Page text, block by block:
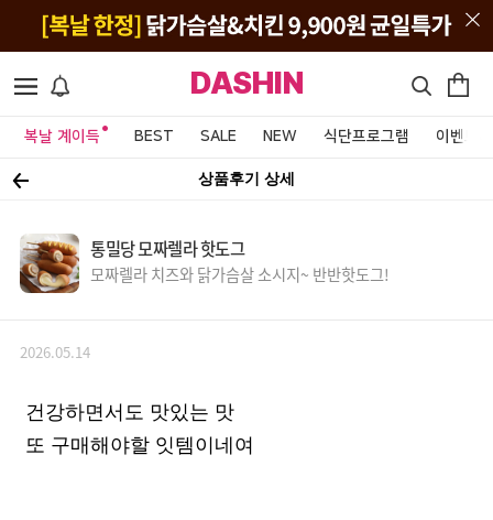
DASHIN
복날 계이득 BEST SALE NEW 식단프로그램 이벤트&
상품후기 상세
통밀당 모짜렐라 핫도그
모짜렐라 치즈와 닭가슴살 소시지~ 반반핫도그!
2026.05.14
건강하면서도 맛있는 맛
또 구매해야할 잇템이네여